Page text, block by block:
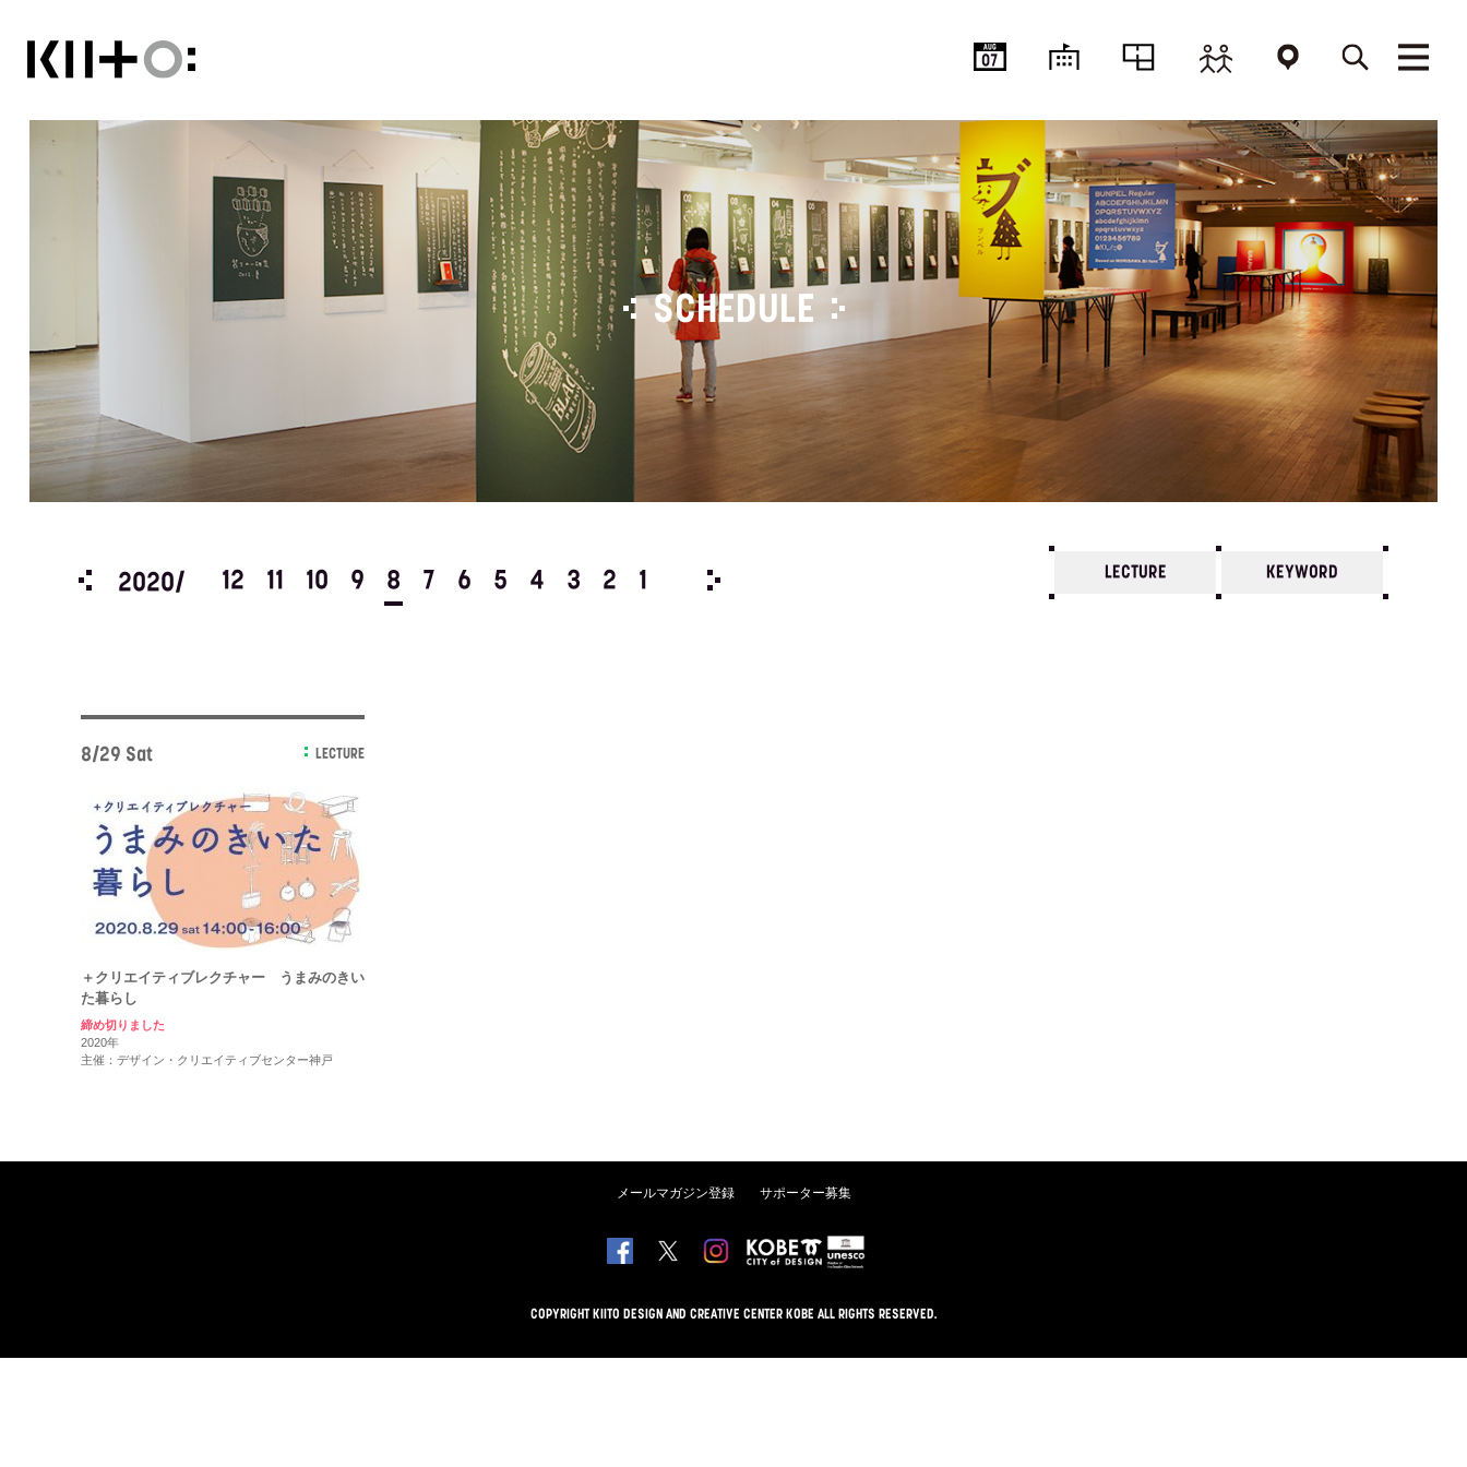
AUG
07
SCHEDULE
1 2020/ 12 11 10 9 8 7 6 5 4 3 2 1 2019/ 4 3 2 2018/
LECTURE KEYWORD
8/29 Sat LECTURE
＋クリエイティブレクチャー うまみのきい
た暮らし
締め切りました
2020年
主催：デザイン・クリエイティブセンター神戸
メールマガジン登録 サポーター募集
COPYRIGHT KIITO DESIGN AND CREATIVE CENTER KOBE ALL RIGHTS RESERVED.